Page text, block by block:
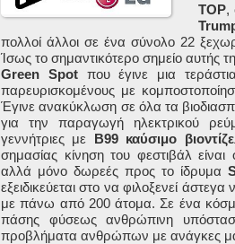
TOP,
πολλοί άλλοι σε ένα σύνολο 22
Ίσως το σημαντικότερο σημείο αυτής
Green Spot
που έγινε μια
παρευρισκομένους με
Έγινε ανακύκλωση σε όλα τα
για την παραγωγή ηλεκτρικού
γεννήτριες με B99 καύσιμο
σημασίας κίνηση του φεστιβάλ είναι
αλλά μόνο δωρεές προς το ίδρυμα
εξειδικεύεται στο να φιλοξενεί
με πάνω από 200 άτομα. Σε ένα κόσμο
πάσης φύσεως ανθρώπινη
προβλήματα ανθρώπων με ανάγκες